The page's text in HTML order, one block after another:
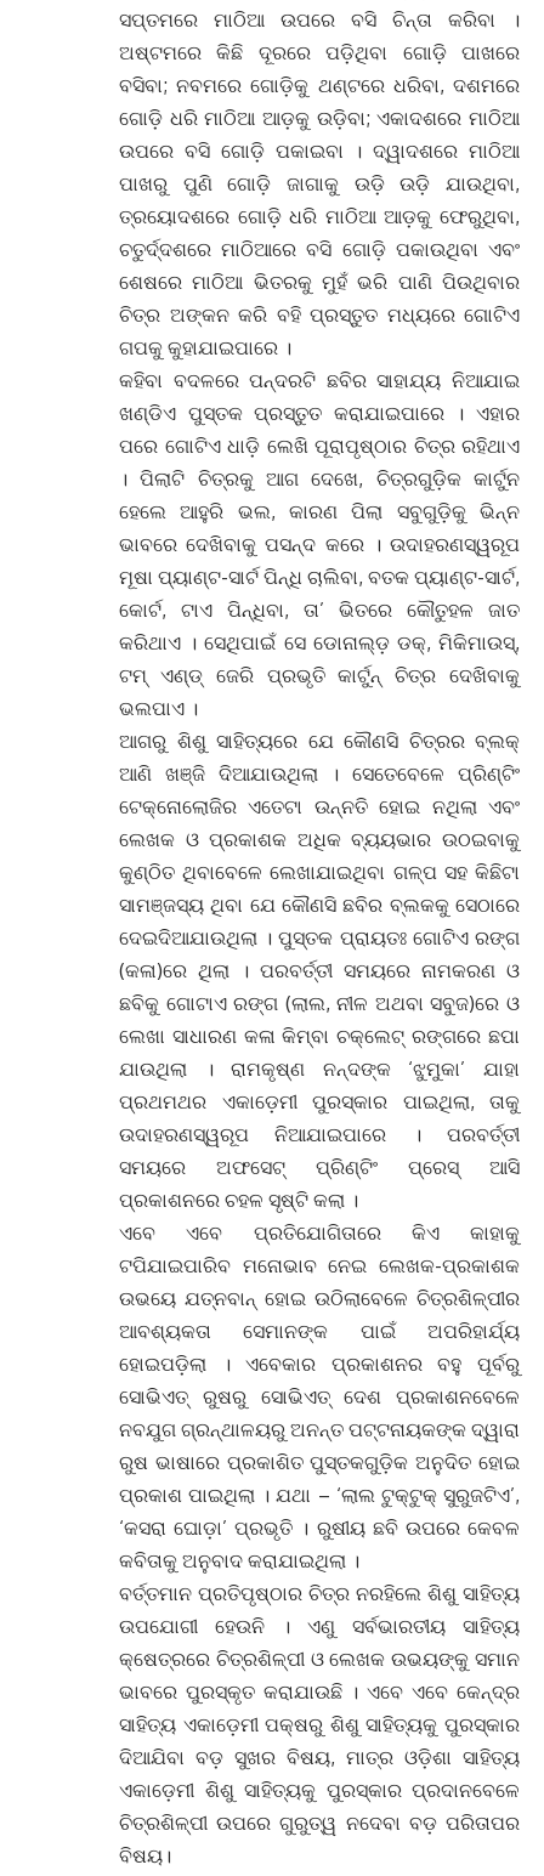
ସପ୍ତମରେ ମାଠିଆ ଉପରେ ବସି ଚିନ୍ତା କରିବା ।
ଅଷ୍ଟମରେ କିଛି ଦୂରରେ ପଡ଼ିଥିବା ଗୋଡ଼ି ପାଖରେ
ବସିବା; ନବମରେ ଗୋଡ଼ିକୁ ଥଣ୍ଟରେ ଧରିବା, ଦଶମରେ
ଗୋଡ଼ି ଧରି ମାଠିଆ ଆଡ଼କୁ ଉଡ଼ିବା; ଏକାଦଶରେ ମାଠିଆ
ଉପରେ ବସି ଗୋଡ଼ି ପକାଇବା । ଦ୍ୱାଦଶରେ ମାଠିଆ
ପାଖରୁ ପୁଣି ଗୋଡ଼ି ଜାଗାକୁ ଉଡ଼ି ଉଡ଼ି ଯାଉଥିବା,
ତ୍ରୟୋଦଶରେ ଗୋଡ଼ି ଧରି ମାଠିଆ ଆଡ଼କୁ ଫେରୁଥିବା,
ଚତୁର୍ଦ୍ଦଶରେ ମାଠିଆରେ ବସି ଗୋଡ଼ି ପକାଉଥିବା ଏବଂ
ଶେଷରେ ମାଠିଆ ଭିତରକୁ ମୁହଁ ଭରି ପାଣି ପିଉଥିବାର
ଚିତ୍ର ଅଙ୍କନ କରି ବହି ପ୍ରସ୍ତୁତ ମଧ୍ୟରେ ଗୋଟିଏ
ଗପକୁ କୁହାଯାଇପାରେ ।
କହିବା ବଦଳରେ ପନ୍ଦରଟି ଛବିର ସାହାଯ୍ୟ ନିଆଯାଇ
ଖଣ୍ଡିଏ ପୁସ୍ତକ ପ୍ରସ୍ତୁତ କରାଯାଇପାରେ । ଏହାର
ପରେ ଗୋଟିଏ ଧାଡ଼ି ଲେଖି ପୂରାପୃଷ୍ଠାର ଚିତ୍ର ରହିଥାଏ
। ପିଲାଟି ଚିତ୍ରକୁ ଆଗ ଦେଖେ, ଚିତ୍ରଗୁଡ଼ିକ କାର୍ଟୁନ
ହେଲେ ଆହୁରି ଭଲ, କାରଣ ପିଲା ସବୁଗୁଡ଼ିକୁ ଭିନ୍ନ
ଭାବରେ ଦେଖିବାକୁ ପସନ୍ଦ କରେ । ଉଦାହରଣସ୍ୱରୂପ
ମୂଷା ପ୍ୟାଣ୍ଟ-ସାର୍ଟ ପିନ୍ଧି ଚାଲିବା, ବତକ ପ୍ୟାଣ୍ଟ-ସାର୍ଟ,
କୋର୍ଟ, ଟାଏ ପିନ୍ଧିବା, ତା’ ଭିତରେ କୌତୁହଳ ଜାତ
କରିଥାଏ । ସେଥିପାଇଁ ସେ ଡୋନାଲ୍ଡ଼ ଡକ୍, ମିକିମାଉସ୍,
ଟମ୍ ଏଣ୍ଡ୍ ଜେରି ପ୍ରଭୃତି କାର୍ଟୁନ୍ ଚିତ୍ର ଦେଖିବାକୁ
ଭଲପାଏ ।
ଆଗରୁ ଶିଶୁ ସାହିତ୍ୟରେ ଯେ କୌଣସି ଚିତ୍ରର ବ୍ଲକ୍
ଆଣି ଖଞ୍ଜି ଦିଆଯାଉଥିଲା । ସେତେବେଳେ ପ୍ରିଣ୍ଟିଂ
ଟେକ୍ନୋଲୋଜିର ଏତେଟା ଉନ୍ନତି ହୋଇ ନଥିଲା ଏବଂ
ଲେଖକ ଓ ପ୍ରକାଶକ ଅଧିକ ବ୍ୟୟଭାର ଉଠଇବାକୁ
କୁଣ୍ଠିତ ଥିବାବେଳେ ଲେଖାଯାଇଥିବା ଗଳ୍ପ ସହ କିଛିଟା
ସାମଞ୍ଜସ୍ୟ ଥିବା ଯେ କୌଣସି ଛବିର ବ୍ଲକକୁ ସେଠାରେ
ଦେଇଦିଆଯାଉଥିଲା । ପୁସ୍ତକ ପ୍ରାୟତଃ ଗୋଟିଏ ରଙ୍ଗ
(କଳା)ରେ ଥିଲା । ପରବର୍ତ୍ତୀ ସମୟରେ ନାମକରଣ ଓ
ଛବିକୁ ଗୋଟାଏ ରଙ୍ଗ (ଲାଲ, ନୀଳ ଅଥବା ସବୁଜ)ରେ ଓ
ଲେଖା ସାଧାରଣ କଳା କିମ୍ବା ଚକ୍ଲେଟ୍ ରଙ୍ଗରେ ଛପା
ଯାଉଥିଲା । ରାମକୃଷ୍ଣ ନନ୍ଦଙ୍କ ‘ଝୁମୁକା’ ଯାହା
ପ୍ରଥମଥର ଏକାଡ଼େମୀ ପୁରସ୍କାର ପାଇଥିଲା, ତାକୁ
ଉଦାହରଣସ୍ୱରୂପ ନିଆଯାଇପାରେ । ପରବର୍ତ୍ତୀ
ସମୟରେ ଅଫସେଟ୍ ପ୍ରିଣ୍ଟିଂ ପ୍ରେସ୍ ଆସି
ପ୍ରକାଶନରେ ଚହଳ ସୃଷ୍ଟି କଲା ।
ଏବେ ଏବେ ପ୍ରତିଯୋଗିତାରେ କିଏ କାହାକୁ
ଟପିଯାଇପାରିବ ମନୋଭାବ ନେଇ ଲେଖକ-ପ୍ରକାଶକ
ଉଭୟେ ଯତ୍ନବାନ୍ ହୋଇ ଉଠିଲାବେଳେ ଚିତ୍ରଶିଳ୍ପୀର
ଆବଶ୍ୟକତା ସେମାନଙ୍କ ପାଇଁ ଅପରିହାର୍ଯ୍ୟ
ହୋଇପଡ଼ିଲା । ଏବେକାର ପ୍ରକାଶନର ବହୁ ପୂର୍ବରୁ
ସୋଭିଏତ୍ ରୁଷରୁ ସୋଭିଏତ୍ ଦେଶ ପ୍ରକାଶନବେଳେ
ନବଯୁଗ ଗ୍ରନ୍ଥାଳୟରୁ ଅନନ୍ତ ପଟ୍ଟନାୟକଙ୍କ ଦ୍ୱାରା
ରୁଷ ଭାଷାରେ ପ୍ରକାଶିତ ପୁସ୍ତକଗୁଡ଼ିକ ଅନୁଦିତ ହୋଇ
ପ୍ରକାଶ ପାଇଥିଲା । ଯଥା – ‘ଲାଲ ଟୁକ୍ଟୁକ୍ ସୁରୁଜଟିଏ’,
‘କସରା ଘୋଡ଼ା’ ପ୍ରଭୃତି । ରୁଷୀୟ ଛବି ଉପରେ କେବଳ
କବିତାକୁ ଅନୁବାଦ କରାଯାଇଥିଲା ।
ବର୍ତ୍ତମାନ ପ୍ରତିପୃଷ୍ଠାର ଚିତ୍ର ନରହିଲେ ଶିଶୁ ସାହିତ୍ୟ
ଉପଯୋଗୀ ହେଉନି । ଏଣୁ ସର୍ବଭାରତୀୟ ସାହିତ୍ୟ
କ୍ଷେତ୍ରରେ ଚିତ୍ରଶିଳ୍ପୀ ଓ ଲେଖକ ଉଭୟଙ୍କୁ ସମାନ
ଭାବରେ ପୁରସ୍କୃତ କରାଯାଉଛି । ଏବେ ଏବେ କେନ୍ଦ୍ର
ସାହିତ୍ୟ ଏକାଡ଼େମୀ ପକ୍ଷରୁ ଶିଶୁ ସାହିତ୍ୟକୁ ପୁରସ୍କାର
ଦିଆଯିବା ବଡ଼ ସୁଖର ବିଷୟ, ମାତ୍ର ଓଡ଼ିଶା ସାହିତ୍ୟ
ଏକାଡ଼େମୀ ଶିଶୁ ସାହିତ୍ୟକୁ ପୁରସ୍କାର ପ୍ରଦାନବେଳେ
ଚିତ୍ରଶିଳ୍ପୀ ଉପରେ ଗୁରୁତ୍ୱ ନଦେବା ବଡ଼ ପରିତାପର
ବିଷୟ।